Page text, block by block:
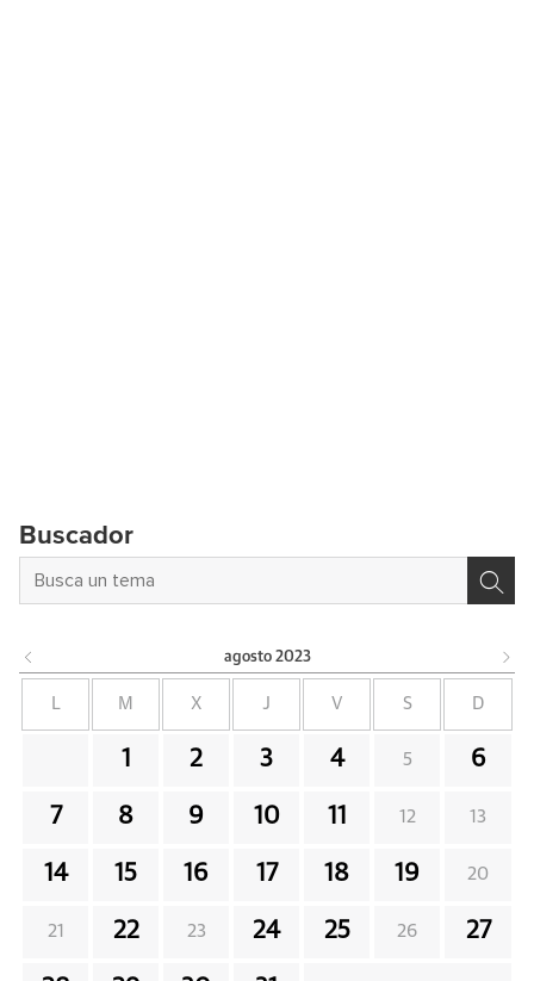
Buscador
agosto 2023
L M X J V S D
1 2 3 4 5 6
7 8 9 10 11 12 13
14 15 16 17 18 19 20
21 22 23 24 25 26 27